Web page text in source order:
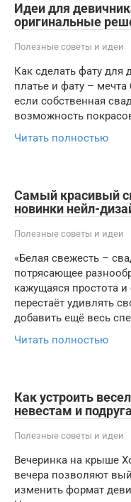
Идеи для
оригинальные
Полезные советы и идеи
Как сделать фату для
платье и фату –
если собственная
возможность
Читать полностью
Самый красивый
новинки нейл-
Полезные советы и идеи
«Белая свежесть –
потрясающее
кажущаяся простота
перестаёт удивлять
добавить ещё весь
Читать полностью
Как устроить
невестам и
Полезные советы и идеи
Вечеринка на крыше
вечера позволяют
изменить формат